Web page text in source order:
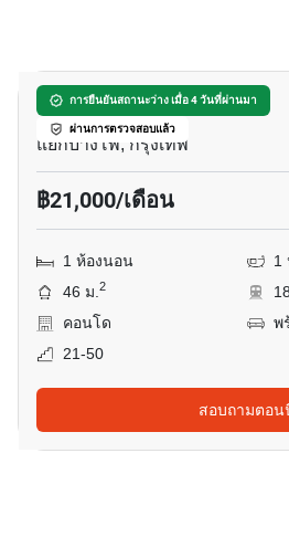
การยืนยันสถานะว่าง เมื่อ 4 วันที่ผ่านมา
ผ่านการตรวจสอบแล้ว
333 ริเวอร์ไซด์
แยกบางโพ, กรุงเทพ
฿21,000/เดือน
1 ห้องนอน
1
46 ม.2
คอนโด
พ
21-50
สอบถามตอน